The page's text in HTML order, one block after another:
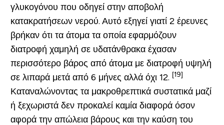
γλυκογόνου που οδηγεί στην αποβολή
κατακρατήσεων νερού. Αυτό εξηγεί γιατί 2 έρευνες
βρήκαν ότι τα άτομα τα οποία εφαρμόζουν
διατροφή χαμηλή σε υδατάνθρακα έχασαν
περισσότερο βάρος από άτομα με διατροφή υψηλή
σε λιπαρά μετά από 6 μήνες αλλά όχι 12. [19]
Καταναλώνοντας τα μακροθρεπτικά συστατικά μαζί
ή ξεχωριστά δεν προκαλεί καμία διαφορά όσον
αφορά την απώλεια βάρους και την καύση του